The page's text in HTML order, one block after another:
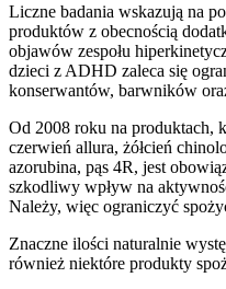
Liczne badania wskazują na
produktów z obecnością
objawów zespołu
dzieci z ADHD zaleca się
konserwantów, barwników
Od 2008 roku na produktach,
czerwień allura, żółcień
azorubina, pąs 4R, jest
szkodliwy wpływ na
Należy, więc ograniczyć
Znaczne ilości naturalnie
również niektóre produkty